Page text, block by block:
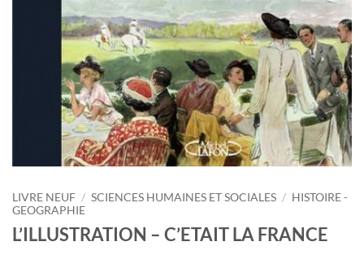
LIVRE NEUF / SCIENCES HUMAINES ET SOCIALES / HISTOIRE -
GEOGRAPHIE
L’ILLUSTRATION – C’ETAIT LA FRANCE